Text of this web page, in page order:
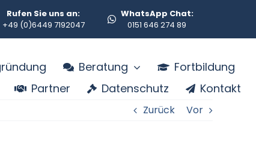
Rufen Sie uns an:
+49 (0)6449 7192047
WhatsApp Chat:
0151 646 274 89
Beratung
Fortbildung
Partner
Datenschutz Kontakt
Zurück Vor